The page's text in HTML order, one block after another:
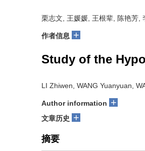
栗志文, 王媛媛, 王根辈, 陈艳芳,
作者信息 +
Study of the
LI Zhiwen, WANG Yuanyuan,
Author information +
文章历史 +
摘要